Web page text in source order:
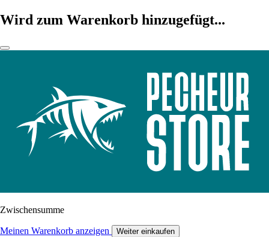
Wird zum Warenkorb hinzugefügt...
Zwischensumme
Meinen Warenkorb anzeigen Weiter einkaufen